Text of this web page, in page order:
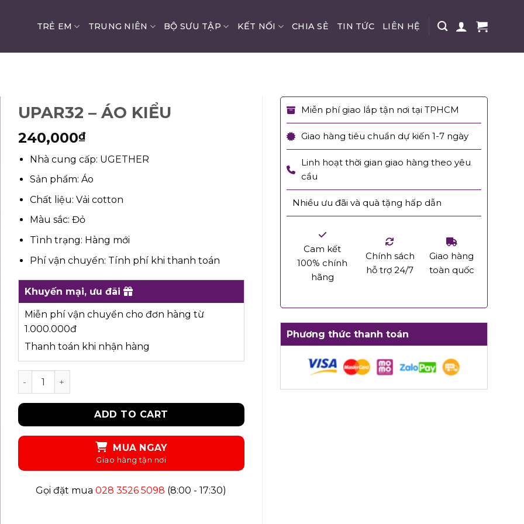
TRẺ EM TRUNG NIÊN BỘ SƯU TẬP KẾT NỐI CHIA SẺ TIN TỨC LIÊN HỆ
UPAR32 – ÁO KIỂU
240,000₫
Nhà cung cấp: UGETHER
Sản phẩm: Áo
Chất liệu: Vải cotton
Màu sắc: Đỏ
Tình trạng: Hàng mới
Phí vận chuyển: Tính phí khi thanh toán
Khuyến mại, ưu đãi
Miễn phí vận chuyển cho đơn hàng từ
1.000.000đ
Thanh toán khi nhận hàng
UPAR32 - ÁO KIỂU quantity
ADD TO CART
MUA NGAY
Gọi đặt mua028 3526 5098 (8:00 - 17:30)
Miễn phí giao lắp tận nơi tại TPHCM
Giao hàng tiêu chuẩn dự kiến 1-7 ngày
Linh hoạt thời gian giao hàng theo yêu
cầu
Nhiều ưu đãi và quà tặng hấp dẫn
Cam kết
100% chính
hãng
Chính sách
hỗ trợ 24/7
Giao hàng
toàn quốc
Phương thức thanh toán